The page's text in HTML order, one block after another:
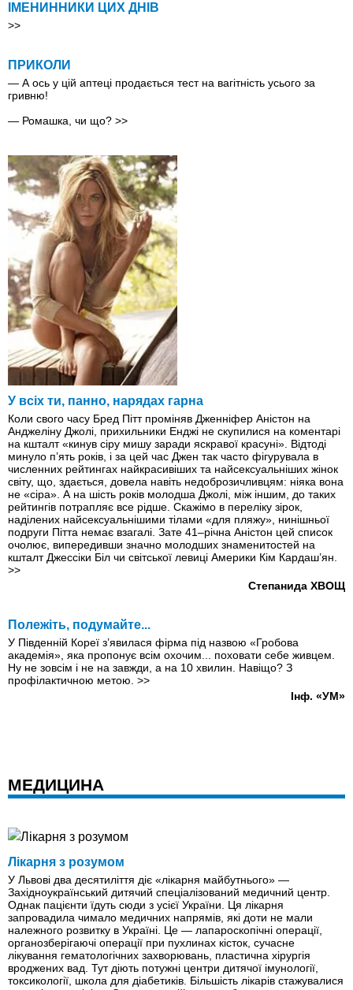
ІМЕНИННИКИ ЦИХ ДНІВ
>>
ПРИКОЛИ
— А ось у цій аптеці продається тест на вагітність усього за
гривню!
— Ромашка, чи що? >>
У всіх ти, панно, нарядах гарна
Коли свого часу Бред Пітт проміняв Дженніфер Аністон на
Анджеліну Джолі, прихильники Енджі не скупилися на коментарі
на кшталт «кинув сіру мишу заради яскравої красуні». Відтоді
минуло п’ять років, і за цей час Джен так часто фігурувала в
численних рейтингах найкрасивіших та найсексуальніших жінок
світу, що, здається, довела навіть недоброзичливцям: ніяка вона
не «сіра». А на шість років молодша Джолі, між іншим, до таких
рейтингів потрапляє все рідше. Скажімо в переліку зірок,
наділених найсексуальнішими тілами «для пляжу», нинішньої
подруги Пітта немає взагалі. Зате 41–річна Аністон цей список
очолює, випередивши значно молодших знаменитостей на
кшталт Джессіки Біл чи світської левиці Америки Кім Кардаш’ян.
>>
Степанида ХВОЩ
Полежіть, подумайте...
У Південній Кореї з’явилася фірма під назвою «Гробова
академія», яка пропонує всім охочим... поховати себе живцем.
Ну не зовсім і не на завжди, а на 10 хвилин. Навіщо? З
профілактичною метою. >>
Інф. «УМ»
МЕДИЦИНА
Лікарня з розумом
У Львові два десятиліття діє «лікарня майбутнього» —
Західноукраїнський дитячий спеціалізований медичний центр.
Однак пацієнти їдуть сюди з усієї України. Ця лікарня
запровадила чимало медичних напрямів, які доти не мали
належного розвитку в Україні. Це — лапароскопічні операції,
органозберігаючі операції при пухлинах кісток, сучасне
лікування гематологічних захворювань, пластична хірургія
вроджених вад. Тут діють потужні центри дитячої імунології,
токсикології, школа для діабетиків. Більшість лікарів стажувалися